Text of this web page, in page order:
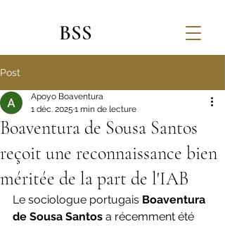
BSS
Post
Boaventura de Sousa Santos
reçoit une reconnaissance bien
méritée de la part de l'IAB
Apoyo Boaventura
1 déc. 2025 1 min de lecture
Le sociologue portugais Boaventura
de Sousa Santos a récemment été